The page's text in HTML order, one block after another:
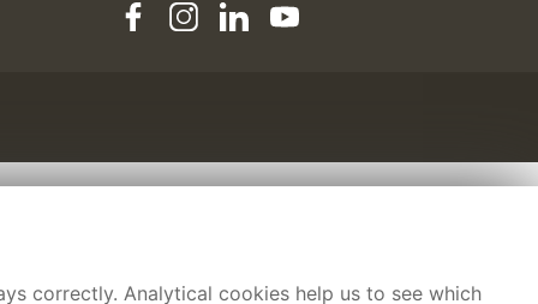
correctly. Analytical cookies help us to see which